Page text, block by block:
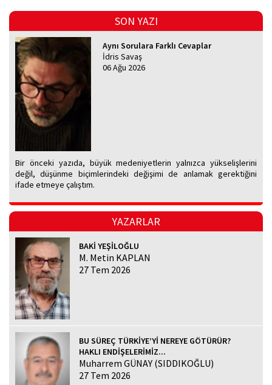
SON YAZI
Aynı Sorulara Farklı Cevaplar
İdris Savaş
06 Ağu 2026
Bir önceki yazıda, büyük medeniyetlerin yalnızca yükselişlerini
değil, düşünme biçimlerindeki değişimi de anlamak gerektiğini
ifade etmeye çalıştım.
YAZARLAR
BAKİ YEŞİLOĞLU
M. Metin KAPLAN
27 Tem 2026
BU SÜREÇ TÜRKİYE’Yİ NEREYE GÖTÜRÜR?
HAKLI ENDİŞELERİMİZ...
Muharrem GÜNAY (SIDDIKOĞLU)
27 Tem 2026